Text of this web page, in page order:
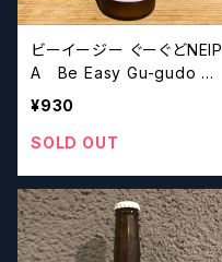
ビーイージー ぐーぐどNEIP
A Be Easy Gu-gudo NE
IPA【クラフトビール】
¥930
SOLD OUT